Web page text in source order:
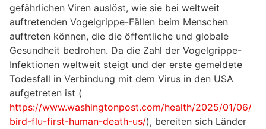
gefährlichen Viren auslöst, wie sie bei weltweit
auftretenden Vogelgrippe-Fällen beim Menschen
auftreten können, die die öffentliche und globale
Gesundheit bedrohen. Da die Zahl der Vogelgrippe-
Infektionen weltweit steigt und der erste gemeldete
Todesfall in Verbindung mit dem Virus in den USA
aufgetreten ist (
https://www.washingtonpost.com/health/2025/01/06/
bird-flu-first-human-death-us/), bereiten sich Länder